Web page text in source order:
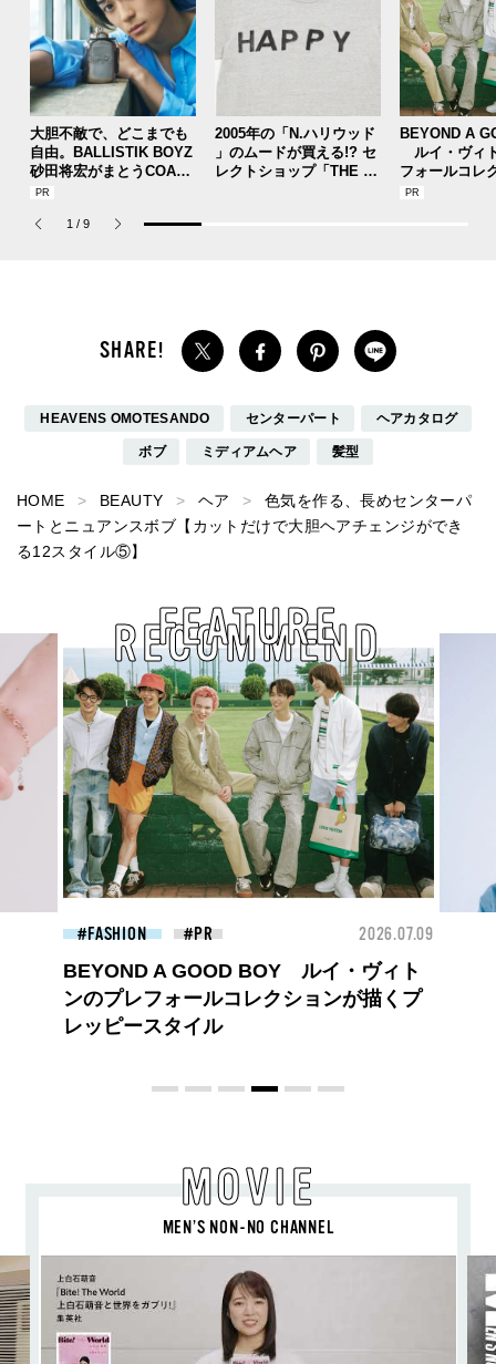
大胆不敵で、どこまでも
自由。BALLISTIK BOYZ
砂田将宏がまとうCOACH
の新作フレグランス「コ
パルファム」
2005年の「N.ハリウッド
」のムードが買える!? セ
レクトショップ「THE T
BEYOND A
ルイ・ヴィ
フォールコレ
描くプレッピ
1 / 9
HEAVENS OMOTESANDO センターパート ヘアカタログ
ボブ ミディアムヘア 髪型
HOME BEAUTY ヘア
色気を作る、長めセンターパ
ートとニュアンスボブ【カットだけで大胆ヘアチェンジができ
る12スタイル⑤】
RECOMMEND
FEATURE
BEAUTY 2026.07.09
夏のパーマ、さらにあか抜け。N.（エヌ
ドット）のスタイリングアイテムで作る
旬ヘアのテクニックを、人気３サロンに
MOVIE
MEN’S NON-NO CHANNEL